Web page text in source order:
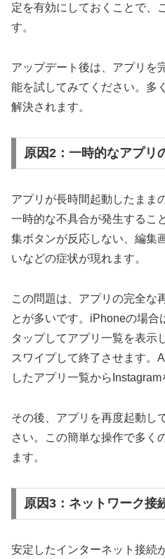
定を有効にしておくことで、
す。
アップデート後は、アプリを
能を試してみてください。多
解決されます。
原因2：一時的なアプリ
アプリが長時間起動したまま
一時的な不具合が発生するこ
集ボタンが反応しない、編集
いなどの症状が現れます。
この問題は、アプリの完全な
とが多いです。iPhoneの場合
タップしてアプリ一覧を表示
スワイプして終了させます。
したアプリ一覧からInstagram
その後、アプリを再度起動し
さい。この簡単な操作で多く
ます。
原因3：ネットワーク接
安定したインターネット接続